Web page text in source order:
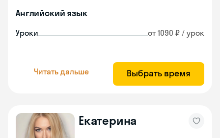
Английский язык
Уроки от 1090 ₽ / урок
Читать дальше Выбрать время
Екатерина